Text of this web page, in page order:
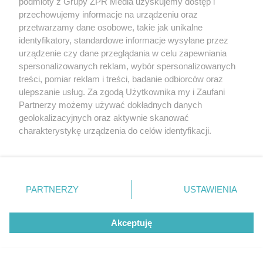
Zastosowanie autonomicznego transportu
wewnętrznego niesie za sobą szereg korzyści i
oszczędności operacyjnych w procesach
logistycznych. Sprawne i świadome jego wdrożenie w
stosunkowo niedługim czasie zostanie
zrekompensowane, a ponadto może pozytywnie
wpłynąć na realizację innych procesów w całym
przechowujemy informacje na urządzeniu oraz
przetwarzamy dane osobowe, takie jak unikalne
identyfikatory, standardowe informacje wysyłane przez
urządzenie czy dane przeglądania w celu zapewniania
spersonalizowanych reklam, wybór spersonalizowanych
treści, pomiar reklam i treści, badanie odbiorców oraz
ulepszanie usług. Za zgodą Użytkownika my i Zaufani
Partnerzy możemy używać dokładnych danych
geolokalizacyjnych oraz aktywnie skanować
charakterystykę urządzenia do celów identyfikacji.
zmienić/wycofać klikając przycisk ustawień prywatności
znajdujący się w lewym dolnym rogu strony
rodzaje przetwarzania danych nie wymagają zgody
użytkownika, ale masz prawo sprzeciwić się takiemu
przetwarzaniu. Preferencje będą miały zastosowanie tylko
PARTNERZY USTAWIENIA
Akceptuję